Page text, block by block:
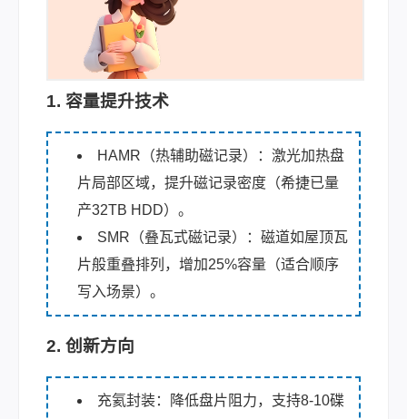
1. 容量提升技术
HAMR（热辅助磁记录）：激光加热盘
片局部区域，提升磁记录密度（希捷已量
产32TB HDD）。
SMR（叠瓦式磁记录）：磁道如屋顶瓦
片般重叠排列，增加25%容量（适合顺序
写入场景）。
2. 创新方向
充氦封装：降低盘片阻力，支持8-10碟